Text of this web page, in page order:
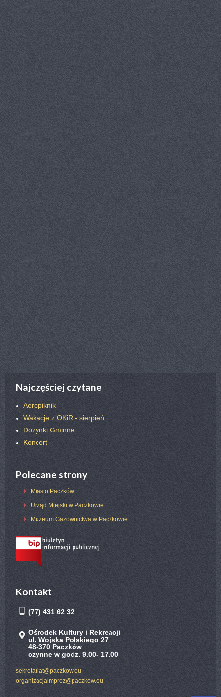
Data: 22 maja 2026 r. godz. 18:00
Cena: 40 zł
Miejsce: Ośrodek Kultury i Rekreacji w Paczkowie
Bilety do nabycia w biurze OKiR
Nie przegap tej historii o odwadze, zmianie i odnajdywaniu siebie –
przyjdź i daj się porwać teatralnej magii!
Zabierz znajomych i spędźcie ten wieczór razem!
poprz. nast.
Najczęściej czytane
Aeropiknik
Wakacje z OKiR - sierpień
Dożynki Gminne
Koncert
Polecane strony
Miasto Paczków
Urząd Miejski w Paczkowie
Muzeum Gazownictwa w Paczkowie
Kontakt
(77) 431 62 32
Ośrodek Kultury i Rekreacji
ul. Wojska Polskiego 27
48-370 Paczków
czynne w godz. 9.00- 17.00
sekretariat@paczkow.eu
organizacjaimprez@paczkow.eu